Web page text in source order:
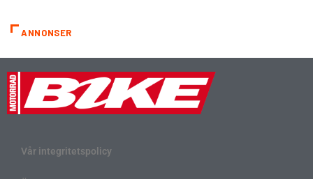
ANNONSER
Vår integritetspolicy